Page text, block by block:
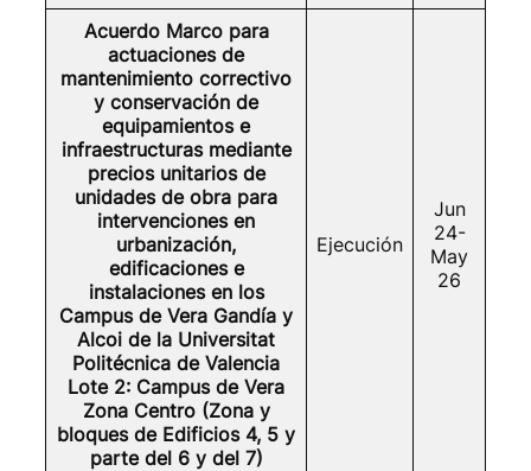
Acuerdo Marco para
actuaciones de
mantenimiento correctivo
y conservación de
equipamientos e
infraestructuras mediante
precios unitarios de
unidades de obra para
intervenciones en
urbanización,
edificaciones e
instalaciones en los
Campus de Vera Gandía y
Alcoi de la Universitat
Politécnica de Valencia
Lote 2: Campus de Vera
Zona Centro (Zona y
bloques de Edificios 4, 5 y
parte del 6 y del 7)
Ejecución
Jun
24-
May
26